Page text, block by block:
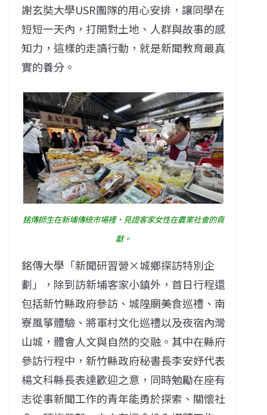
謝玄奘大學USR團隊的用心安排，讓同學在
短短一天內，打開對土地、人群與故事的感
知力，這樣的走讀行動，就是新聞教育最真
實的養分。
銘傳師生在新埔傳統市場裡，見證客家女性在農業社會的貢
獻。
銘傳大學「新聞研習營×城鄉探訪特別企
劃」，除到訪新埔客家小鎮外，首日行程還
包括新竹縣政府參訪、城隍廟美食巡禮、南
寮風箏體驗、將軍村文化巡禮以及夜宿內灣
山城，體會人文與自然的交融。其中在縣府
參訪行程中，新竹縣政府秘書長李安妤代表
楊文科縣長表達歡迎之意，同時勉勵在座有
志從事新聞工作的青年能勇於探索、關懷社